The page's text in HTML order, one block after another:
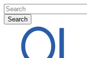
Skip
to
main
content
Search
Search